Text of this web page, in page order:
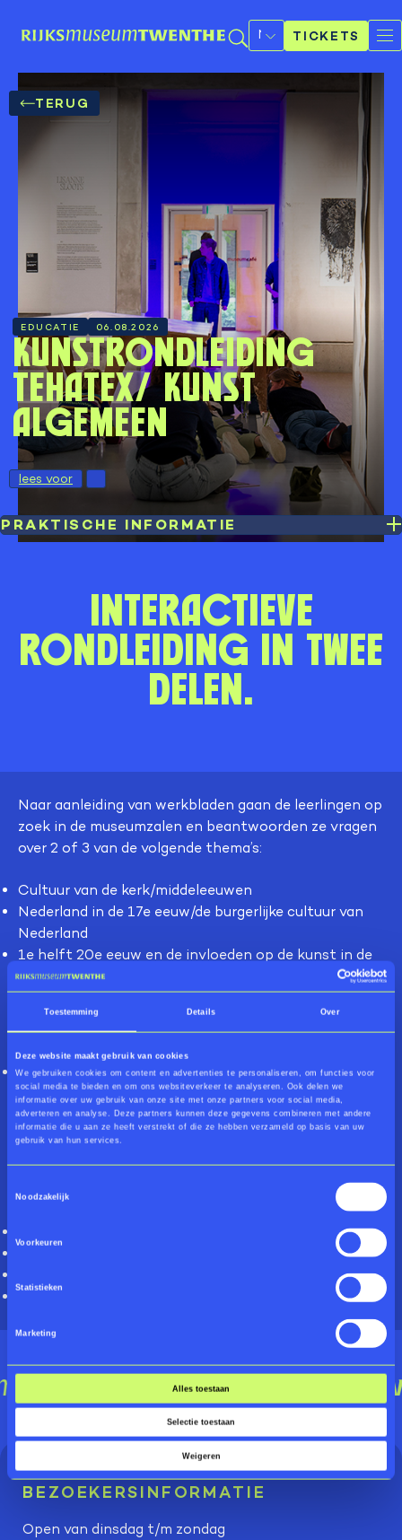
Toestemming Details Over
Deze website maakt gebruik van cookies
We gebruiken cookies om content en advertenties te personaliseren, om functies voor
social media te bieden en om ons websiteverkeer te analyseren. Ook delen we
informatie over uw gebruik van onze site met onze partners voor social media,
adverteren en analyse. Deze partners kunnen deze gegevens combineren met andere
informatie die u aan ze heeft verstrekt of die ze hebben verzameld op basis van uw
gebruik van hun services.
Noodzakelijk
Voorkeuren
Statistieken
Marketing
Alles toestaan
Selectie toestaan
Weigeren
Selecteer
een
taal TICKETS
TERUG
EDUCATIE 06.08.2026
Kunstrondleiding
Tehatex/ kunst
algemeen
lees voor
PRAKTISCHE INFORMATIE
Interactieve
rondleiding in twee
delen.
Naar aanleiding van werkbladen gaan de leerlingen op
zoek in de museumzalen en beantwoorden ze vragen
over 2 of 3 van de volgende thema’s:
Cultuur van de kerk/middeleeuwen
Nederland in de 17e eeuw/de burgerlijke cultuur van
Nederland
1e helft 20e eeuw en de invloeden op de kunst in de
2e helft 20e eeuw
In het tweede deel gaan de leerlingen met een
museumdocent vragen beantwoorden over:
Massacultuur (21ste eeuw).
De delen zijn elk 60 minuten. We stemmen 2 weken
voor jullie komst af welke onderdelen jullie behandeld
willen hebben.
Beschikbare examenrondleidingen:
kunst algemeen vwo
BEZOEKERSINFORMATIE
Open van dinsdag t/m zondag